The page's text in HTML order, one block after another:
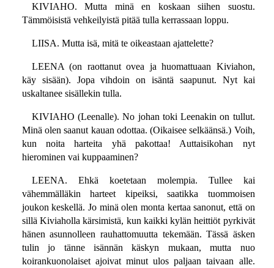
KIVIAHO. Mutta minä en koskaan siihen suostu.
Tämmöisistä vehkeilyistä pitää tulla kerrassaan loppu.
LIISA. Mutta isä, mitä te oikeastaan ajattelette?
LEENA (on raottanut ovea ja huomattuaan Kiviahon,
käy sisään). Jopa vihdoin on isäntä saapunut. Nyt kai
uskaltanee sisällekin tulla.
KIVIAHO (Leenalle). No johan toki Leenakin on tullut.
Minä olen saanut kauan odottaa. (Oikaisee selkäänsä.) Voih,
kun noita harteita yhä pakottaa! Auttaisikohan nyt
hierominen vai kuppaaminen?
LEENA. Ehkä koetetaan molempia. Tullee kai
vähemmälläkin harteet kipeiksi, saatikka tuommoisen
joukon keskellä. Jo minä olen monta kertaa sanonut, että on
sillä Kiviaholla kärsimistä, kun kaikki kylän heittiöt pyrkivät
hänen asunnolleen rauhattomuutta tekemään. Tässä äsken
tulin jo tänne isännän käskyn mukaan, mutta nuo
koirankuonolaiset ajoivat minut ulos paljaan taivaan alle.